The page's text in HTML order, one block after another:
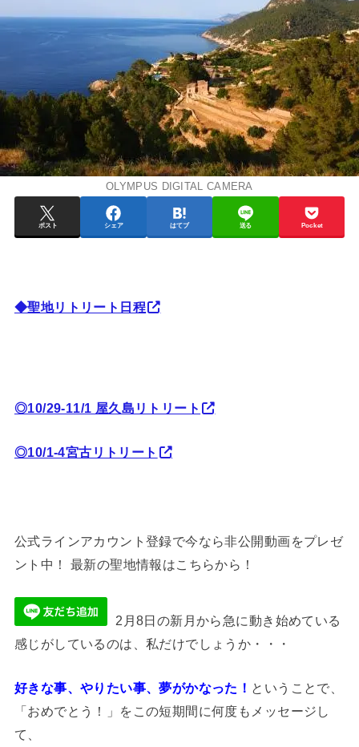
OLYMPUS DIGITAL CAMERA
ポスト シェア はてブ 送る Pocket
◆聖地リトリート日程
◎10/29-11/1 屋久島リトリート
◎10/1-4宮古リトリート
公式ラインアカウント登録で今なら非公開動画をプレゼ
ント中！ 最新の聖地情報はこちらから！
2月8日の新月から急に動き始めている
感じがしているのは、私だけでしょうか・・・
好きな事、やりたい事、夢がかなった！ ということで、
「おめでとう！」をこの短期間に何度もメッセージし
て、